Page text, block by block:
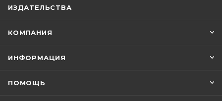
ИЗДАТЕЛЬСТВА
КОМПАНИЯ
ИНФОРМАЦИЯ
ПОМОЩЬ